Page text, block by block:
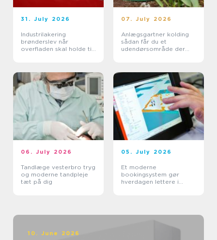
31. July 2026
Industrilakering
brønderslev når
overfladen skal holde til
07. July 2026
Anlægsgartner kolding
sådan får du et
udendørsområde der
06. July 2026
Tandlæge vesterbro tryg
og moderne tandpleje
tæt på dig
05. July 2026
Et moderne
bookingsystem gør
hverdagen lettere i
10. June 2026